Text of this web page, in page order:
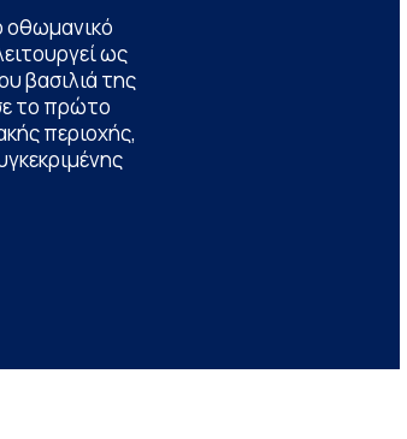
οθωμανικό
ως
βασιλιά της
το πρώτο
περιοχής,